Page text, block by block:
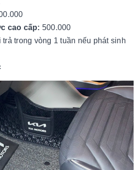
cao cấp: 500.000
trả trong vòng 1 tuần nếu phát sinh